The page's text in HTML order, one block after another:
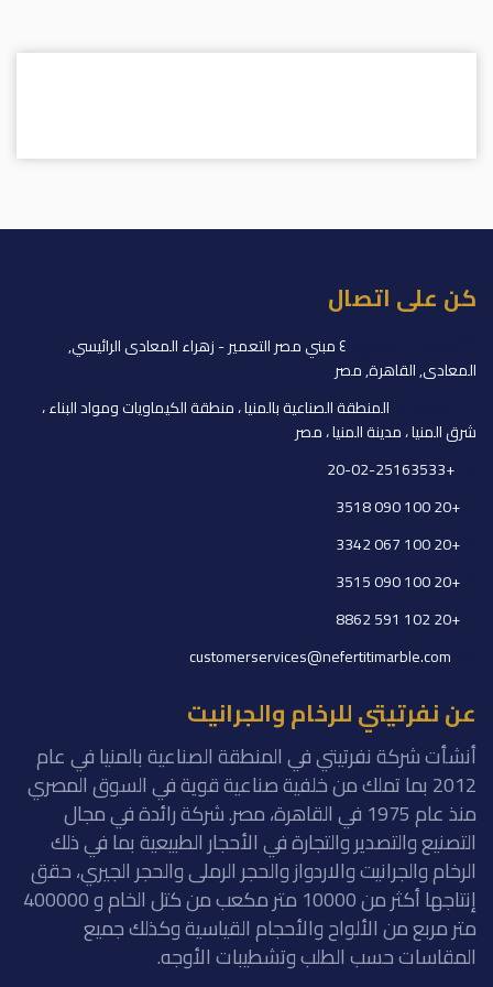
كن على اتصال
٤ مبني مصر التعمير - زهراء المعادى الرائيسي,
المعادى, القاهرة, مصر
المنطقة الصناعية بالمنيا ، منطقة الكيماويات ومواد البناء ،
شرق المنيا ، مدينة المنيا ، مصر
+20-02-25163533
+20 100 090 3518
+20 100 067 3342
+20 100 090 3515
+20 102 591 8862
عن نفرتيتي للرخام والجرانيت
أنشأت شركة نفرتيتي في المنطقة الصناعية بالمنيا في عام
2012 بما تملك من خلفية صناعية قوية في السوق المصري
منذ عام 1975 في القاهرة، مصر. شركة رائدة في مجال
التصنيع والتصدير والتجارة في الأحجار الطبيعية بما في ذلك
الرخام والجرانيت والاردواز والحجر الرملى والحجر الجيري، حقق
إنتاجها أكثر من 10000 متر مكعب من كتل الخام و 400000
متر مربع من الألواح والأحجام القياسية وكذلك جميع
المقاسات حسب الطلب وتشطيبات الأوجه.